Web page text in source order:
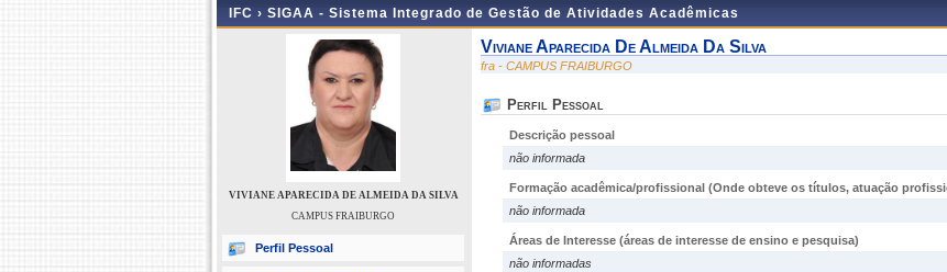
IFC › SIGAA - Sistema Integrado de Gestão de Atividades Acadêmicas
VIVIANE APARECIDA DE ALMEIDA DA SILVA
CAMPUS FRAIBURGO
Perfil Pessoal
Viviane Aparecida De Almeida Da Silva
fra - CAMPUS FRAIBURGO
Perfil Pessoal
Descrição pessoal
não informada
Formação acadêmica/profissional (Onde obteve os títulos, atuação
não informada
Áreas de Interesse (áreas de interesse de ensino e pesquisa)
não informadas